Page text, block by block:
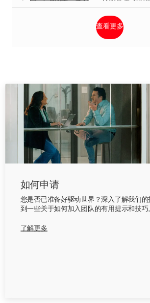
查看更多
如何申请
您是否已准备好驱动世界？深入了解我们
到一些关于如何加入团队的有用提示和技巧
了解更多